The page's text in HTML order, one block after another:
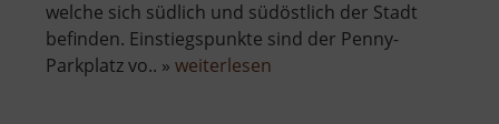
welche sich südlich und südöstlich der Stadt
befinden. Einstiegspunkte sind der Penny-
Parkplatz vo.. » weiterlesen